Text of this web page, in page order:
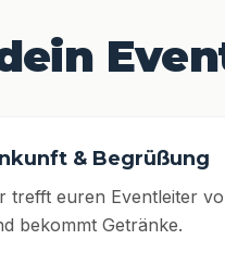
& Begrüßung
trefft euren Eventleiter
bekommt Getränke.